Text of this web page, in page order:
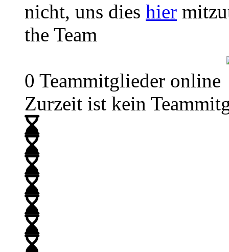
nicht, uns dies hier
the Team
0 Teammitglieder online
Zurzeit ist kein